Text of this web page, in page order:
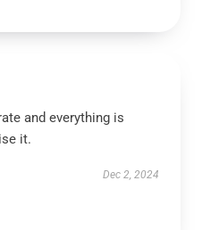
and everything is
it.
Dec 2, 2024